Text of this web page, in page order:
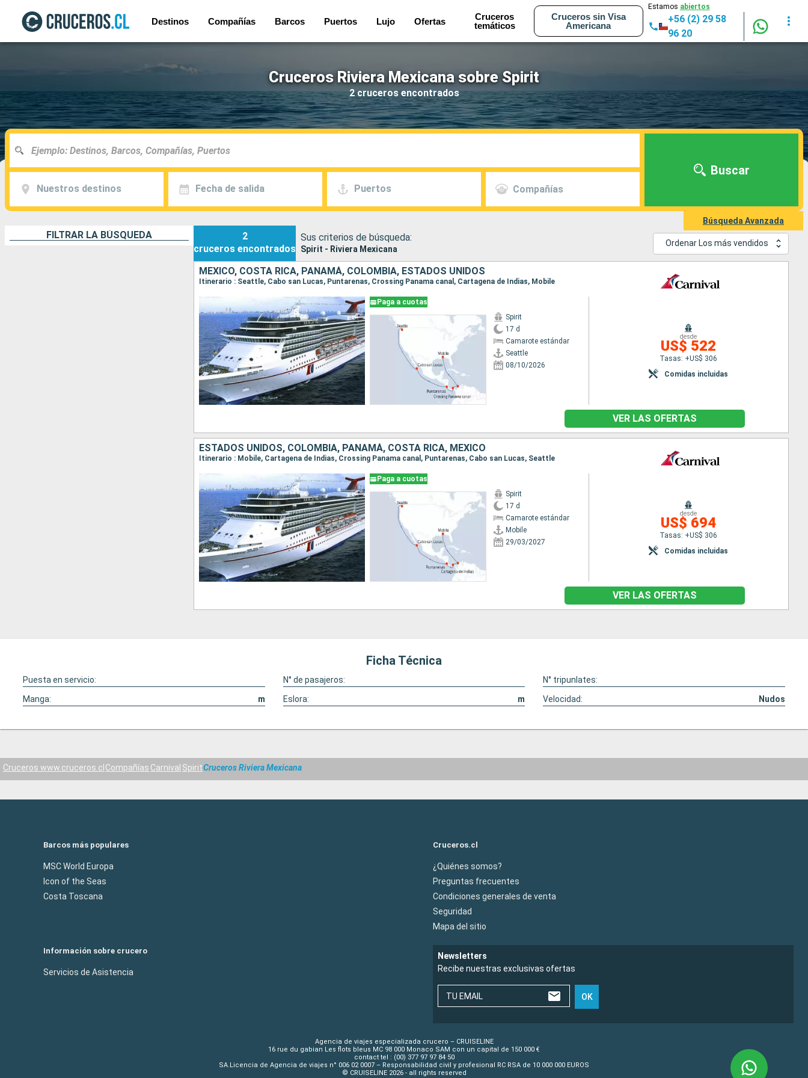
Destinos Compañías Barcos Puertos Lujo Ofertas
Cruceros
temáticos
Cruceros sin Visa
Americana
Estamos abiertos
+56 (2) 29 58
96 20
Cruceros Riviera Mexicana sobre Spirit
2 cruceros encontrados
Nuestros destinos Fecha de salida Puertos Compañías
Buscar
Búsqueda Avanzada
FILTRAR LA BÚSQUEDA
2
cruceros encontrados
Sus criterios de búsqueda:
Spirit - Riviera Mexicana
Ordenar Los más vendidos
MÉXICO, COSTA RICA, PANAMÁ, COLOMBIA, ESTADOS UNIDOS
Itinerario : Seattle, Cabo san Lucas, Puntarenas, Crossing Panama canal, Cartagena de Indias, Mobile
Paga a cuotas
Spirit
17 d
Camarote estándar
Seattle
08/10/2026
desde
US$ 522
Tasas: +US$ 306
Comidas incluidas
VER LAS OFERTAS
ESTADOS UNIDOS, COLOMBIA, PANAMÁ, COSTA RICA, MÉXICO
Itinerario : Mobile, Cartagena de Indias, Crossing Panama canal, Puntarenas, Cabo san Lucas, Seattle
Paga a cuotas
Spirit
17 d
Camarote estándar
Mobile
29/03/2027
desde
US$ 694
Tasas: +US$ 306
Comidas incluidas
VER LAS OFERTAS
Ficha Técnica
Puesta en servicio: N° de pasajeros:
N° tripunlates:
Manga:
m Eslora: m Velocidad: Nudos
Cruceros www.cruceros.cl Compañías Carnival SpiritCruceros Riviera Mexicana
Barcos más populares
MSC World Europa
Icon of the Seas
Costa Toscana
Cruceros.cl
¿Quiénes somos?
Preguntas frecuentes
Condiciones generales de venta
Seguridad
Mapa del sitio
Información sobre crucero
Servicios de Asistencia
Newsletters
Recibe nuestras exclusivas ofertas
TU EMAIL OK
Agencia de viajes especializada crucero – CRUISELINE
16 rue du gabian Les flots bleus MC 98 000 Monaco SAM con un capital de 150 000 €
contact tel : (00) 377 97 97 84 50
SA.Licencia de Agencia de viajes n° 006 02 0007 – Responsabilidad civil y profesional RC RSA de 10 000 000 EUROS
© CRUISELINE 2026 - all rights reserved